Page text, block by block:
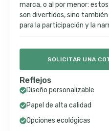
marca, o al por menor:
son divertidos, sino
para la participación y la
SOLICITAR UNA
Reflejos
Diseño personalizable
Papel de alta calidad
Opciones ecológicas